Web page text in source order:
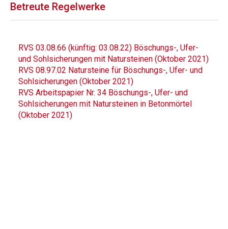
Betreute Regelwerke
RVS 03.08.66 (künftig: 03.08.22) Böschungs-, Ufer-
und Sohlsicherungen mit Natursteinen (Oktober 2021)
RVS 08.97.02 Natursteine für Böschungs-, Ufer- und
Sohlsicherungen (Oktober 2021)
RVS Arbeitspapier Nr. 34 Böschungs-, Ufer- und
Sohlsicherungen mit Natursteinen in Betonmörtel
(Oktober 2021)